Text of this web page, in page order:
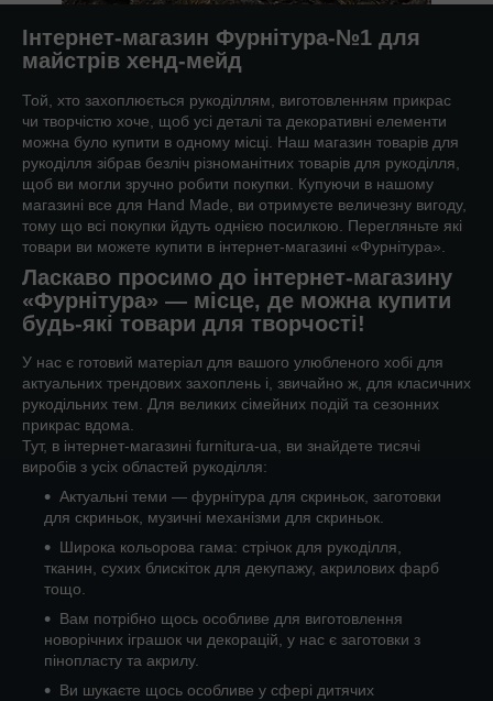
Інтернет-магазин Фурнітура-№1 для
майстрів хенд-мейд
Той, хто захоплюється рукоділлям, виготовленням прикрас
чи творчістю хоче, щоб усі деталі та декоративні елементи
можна було купити в одному місці. Наш магазин товарів для
рукоділля зібрав безліч різноманітних товарів для рукоділля,
щоб ви могли зручно робити покупки. Купуючи в нашому
магазині все для Hand Made, ви отримуєте величезну вигоду,
тому що всі покупки йдуть однією посилкою. Перегляньте які
товари ви можете купити в інтернет-магазині «Фурнітура».
Ласкаво просимо до інтернет-магазину
«Фурнітура» — місце, де можна купити
будь-які товари для творчості!
У нас є готовий матеріал для вашого улюбленого хобі для
актуальних трендових захоплень і, звичайно ж, для класичних
рукодільних тем. Для великих сімейних подій та сезонних
прикрас вдома.
Тут, в інтернет-магазині furnitura-ua, ви знайдете тисячі
виробів з усіх областей рукоділля:
Актуальні теми — фурнітура для скриньок, заготовки
для скриньок, музичні механізми для скриньок.
Широка кольорова гама: стрічок для рукоділля,
тканин, сухих блискіток для декупажу, акрилових фарб
тощо.
Вам потрібно щось особливе для виготовлення
новорічних іграшок чи декорацій, у нас є заготовки з
пінопласту та акрилу.
Ви шукаєте щось особливе у сфері дитячих